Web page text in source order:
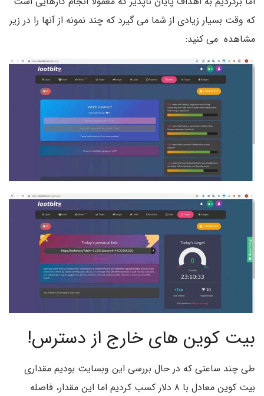
که وقت بسیار زیادی از شما می گیرد که چند نمونه از آنها را در زیر
مشاهده می کنید:
بیت کوین های خارج از دسترس!
طی چند ساعتی که در حال بررسی این وبسایت بودیم مقداری
بیت کوین معادل با ۸ دلار کسب کردیم اما این مقدار، فاصله